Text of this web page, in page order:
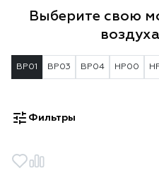
Выберите свою
BP01 BP03 BP04 HP00
Фильтры